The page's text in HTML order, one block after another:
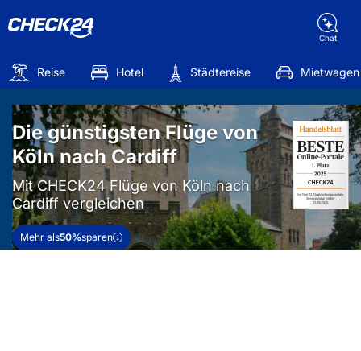
Chat
Reise Hotel Städtereise Mietwagen
Die günstigsten Flüge von
Köln nach Cardiff
Mit CHECK24 Flüge von Köln nach
Cardiff vergleichen
Mehr als50%sparen